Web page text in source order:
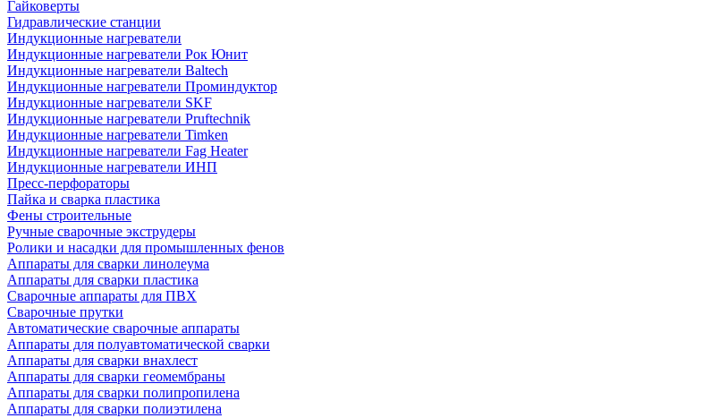
Гайковерты
Гидравлические станции
Индукционные нагреватели
Индукционные нагреватели Рок Юнит
Индукционные нагреватели Baltech
Индукционные нагреватели Проминдуктор
Индукционные нагреватели SKF
Индукционные нагреватели Pruftechnik
Индукционные нагреватели Timken
Индукционные нагреватели Fag Heater
Индукционные нагреватели ИНП
Пресс-перфораторы
Пайка и сварка пластика
Фены строительные
Ручные сварочные экструдеры
Ролики и насадки для промышленных фенов
Аппараты для сварки линолеума
Аппараты для сварки пластика
Сварочные аппараты для ПВХ
Сварочные прутки
Автоматические сварочные аппараты
Аппараты для полуавтоматической сварки
Аппараты для сварки внахлест
Аппараты для сварки геомембраны
Аппараты для сварки полипропилена
Аппараты для сварки полиэтилена